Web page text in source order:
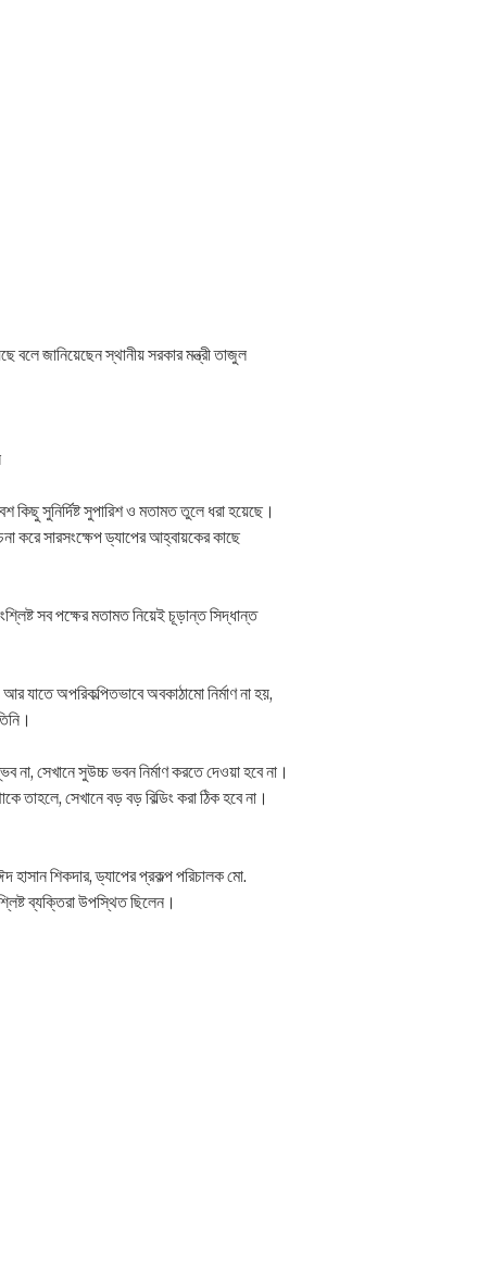
বলে জানিয়েছেন স্থানীয় সরকার মন্ত্রী তাজুল
কিছু সুনির্দিষ্ট সুপারিশ ও মতামত তুলে ধরা হয়েছে।
করে সারসংক্ষেপ ড্যাপের আহ্বায়কের কাছে
সব পক্ষের মতামত নিয়েই চূড়ান্ত সিদ্ধান্ত
যাতে অপরিকল্পিতভাবে অবকাঠামো নির্মাণ না হয়,
না, সেখানে সুউচ্চ ভবন নির্মাণ করতে দেওয়া হবে না।
তাহলে, সেখানে বড় বড় বিল্ডিং করা ঠিক হবে না।
হাসান শিকদার, ড্যাপের প্রকল্প পরিচালক মো.
ব্যক্তিরা উপস্থিত ছিলেন।